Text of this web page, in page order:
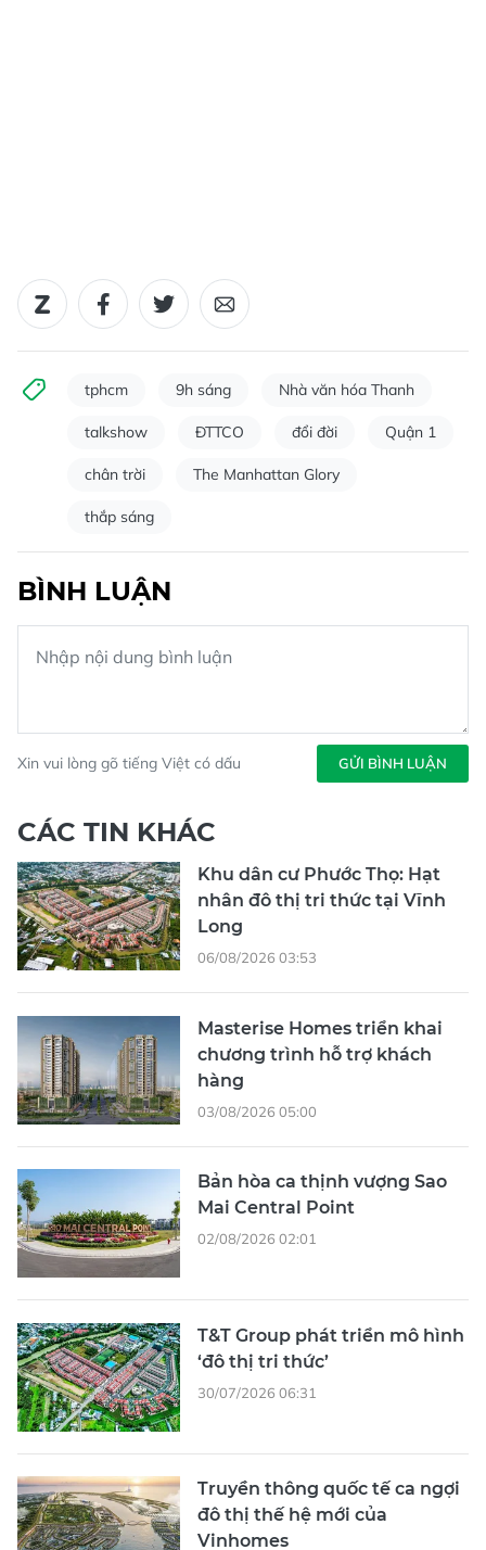
tphcm 9h sáng Nhà văn hóa Thanh
talkshow ĐTTCO đổi đời Quận 1
chân trời The Manhattan Glory
thắp sáng
BÌNH LUẬN
Xin vui lòng gõ tiếng Việt có dấu GỬI BÌNH LUẬN
CÁC TIN KHÁC
Khu dân cư Phước Thọ: Hạt
nhân đô thị tri thức tại Vĩnh
Long
06/08/2026 03:53
Masterise Homes triển khai
chương trình hỗ trợ khách
hàng
03/08/2026 05:00
Bản hòa ca thịnh vượng Sao
Mai Central Point
02/08/2026 02:01
T&T Group phát triển mô hình
‘đô thị tri thức’
30/07/2026 06:31
Truyền thông quốc tế ca ngợi
đô thị thế hệ mới của
Vinhomes